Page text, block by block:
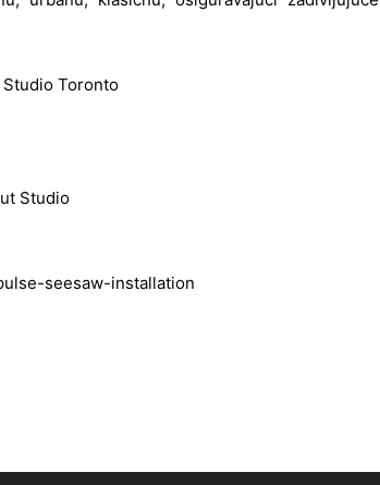
Studio Toronto
Studio
seesaw-installation